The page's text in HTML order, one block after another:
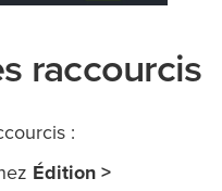
raccourcis
:
Édition >